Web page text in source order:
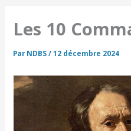
Les 10
ParNDBS/12 décembre 2024